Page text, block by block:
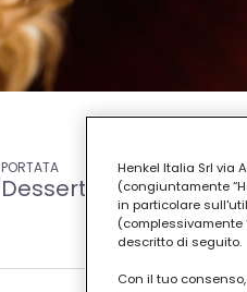
PORTATA
Dessert
TEMPO DI
1 ora e
Henkel Italia Srl via
(congiuntamente
in particolare
(complessivamente
descritto di seguito.
Con il tuo